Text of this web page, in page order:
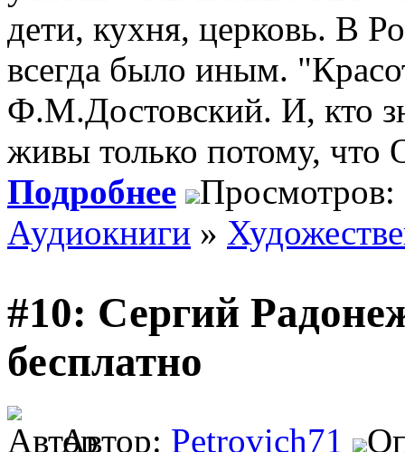
дети, кухня, церковь. В
всегда было иным.
Ф.М.Достовский. И, кто
живы только потому, что
Подробнее
Просмотров:
Аудиокниги »
#10: Сергий
бесплатно
Автор: Petrovich71